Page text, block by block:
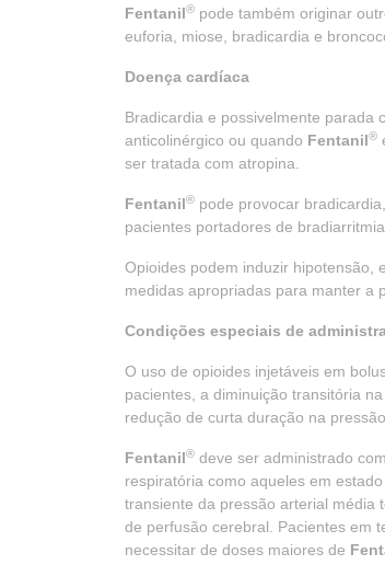
Fentanil® pode também originar
euforia, miose, bradicardia e
Doença cardíaca
Bradicardia e possivelmente parada
anticolinérgico ou quando Fentanil®
ser tratada com atropina.
Fentanil® pode provocar
pacientes portadores de bradiarritmia.
Opioides podem induzir hipotensão,
medidas apropriadas para manter a
Condições especiais de
O uso de opioides injetáveis em
pacientes, a diminuição transitória
redução de curta duração na
Fentanil® deve ser administrado
respiratória como aqueles em
transiente da pressão arterial média
de perfusão cerebral. Pacientes em
necessitar de doses maiores de